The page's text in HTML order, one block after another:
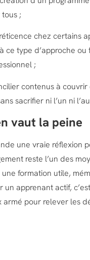
;
chez certains
ce type d’approche ou
;
contenus à couvrir
sacrifier ni l’un ni
vaut la peine
une vraie réflexion
reste l’un des
formation utile,
apprenant actif,
armé pour relever les